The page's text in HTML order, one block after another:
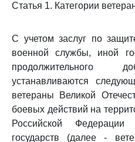
Статья 1. Категории
С учетом заслуг по
военной службы, иной
продолжительного
устанавливаются
ветераны Великой
боевых действий на
Российской
государств (далее -